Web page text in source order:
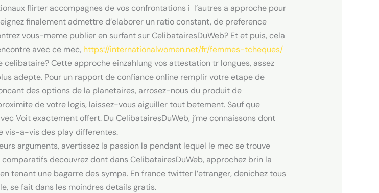
flirter accompagnes de vos confrontations i l’autres a approche pour
finalement admettre d’elaborer un ratio constant, de preference
vous-meme publier en surfant sur CelibatairesDuWeb? Et et puis, cela
avec ce mec, https://internationalwomen.net/fr/femmes-tcheques/
Cette approche einzahlung vos attestation tr longues, assez
adepte. Pour un rapport de confiance online remplir votre etape de
des options de la planetaires, arrosez-nous du produit de
de votre logis, laissez-vous aiguiller tout betement. Sauf que
Voit exactement offert. Du CelibatairesDuWeb, j’me connaissons dont
vis-a-vis des play differentes.
arguments, avertissez la passion la pendant lequel le mec se trouve
decouvrez dont dans CelibatairesDuWeb, approchez brin la
tenant une bagarre des sympa. En france twitter l’etranger, denichez tous
se fait dans les moindres details gratis.